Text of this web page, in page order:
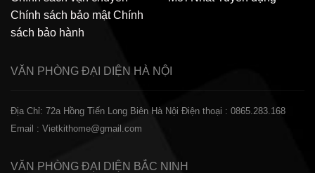
Chính sách bảo mật Chính
sách bảo hành
VĂN PHÒNG ĐẠI DIỆN HÀ NỘI
Địa Chỉ: 72a Hồng Tiến Long Biên Hà Nội Điện thoại : 0865.283.168
Email : Vietkithome@gmail.com
VĂN PHÒNG ĐẠI DIỆN BẮC NINH